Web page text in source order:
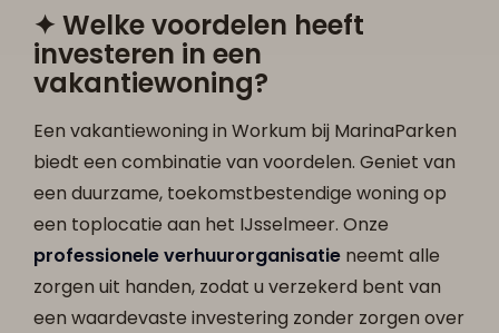
✦ Welke voordelen heeft
investeren in een
vakantiewoning?
Een vakantiewoning in Workum bij MarinaParken
biedt een combinatie van voordelen. Geniet van
een duurzame, toekomstbestendige woning op
een toplocatie aan het IJsselmeer. Onze
professionele verhuurorganisatie neemt alle
zorgen uit handen, zodat u verzekerd bent van
een waardevaste investering zonder zorgen over